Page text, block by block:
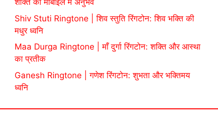
शक्ति का मोबाइल में अनुभव
Shiv Stuti Ringtone | शिव स्तुति रिंगटोन: शिव भक्ति की
मधुर ध्वनि
Maa Durga Ringtone | माँ दुर्गा रिंगटोन: शक्ति और आस्था
का प्रतीक
Ganesh Ringtone | गणेश रिंगटोन: शुभता और भक्तिमय
ध्वनि